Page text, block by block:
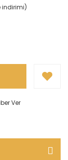
indirimi)
Ver